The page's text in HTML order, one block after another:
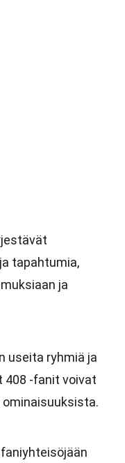
tapahtumia,
ja
useita ryhmiä ja
408 -fanit voivat